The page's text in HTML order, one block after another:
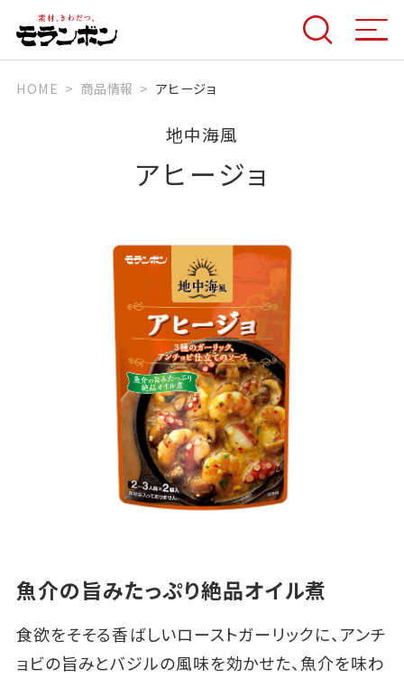
HOME 商品情報 アヒージョ
地中海風
アヒージョ
魚介の旨みたっぷり絶品オイル煮
食欲をそそる香ばしいローストガーリックに、アンチ
ョビの旨みとバジルの風味を効かせた、魚介を味わ